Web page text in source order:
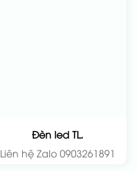
Đèn led TL.
Liên hệ Zalo 0903261891